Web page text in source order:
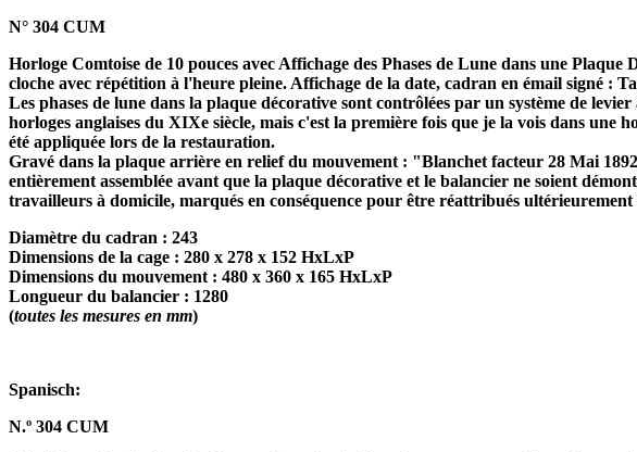
N° 304 CUM
Horloge Comtoise de 10 pouces avec Affichage des Phases de Lune dans une
cloche avec répétition à l'heure pleine. Affichage de la date, cadran en émail signé :
Les phases de lune dans la plaque décorative sont contrôlées par un système de
horloges anglaises du XIXe siècle, mais c'est la première fois que je la vois dans
été appliquée lors de la restauration.
Gravé dans la plaque arrière en relief du mouvement : "Blanchet facteur 28 Mai
entièrement assemblée avant que la plaque décorative et le balancier ne soient
travailleurs à domicile, marqués en conséquence pour être réattribués ultérieurement
Diamètre du cadran : 243
Dimensions de la cage : 280 x 278 x 152 HxLxP
Dimensions du mouvement : 480 x 360 x 165 HxLxP
Longueur du balancier : 1280
(toutes les mesures en mm)
Spanisch:
N.º 304 CUM